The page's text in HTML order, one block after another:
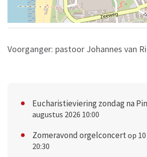
Voorganger: pastoor Johannes van
Eucharistieviering zondag na
augustus 2026 10:00
Zomeravond orgelconcertop
20:30